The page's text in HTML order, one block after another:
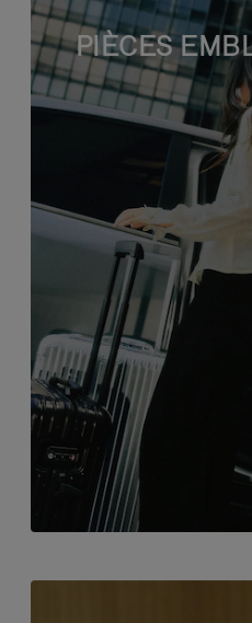
PIÈCES